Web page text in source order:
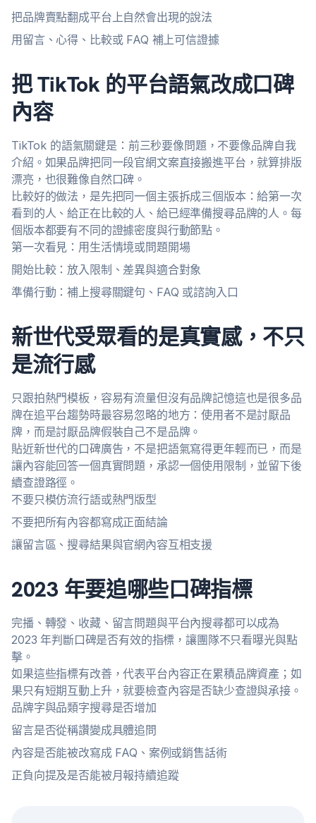
把品牌賣點翻成平台上自然會出現的說法
用留言、心得、比較或 FAQ 補上可信證據
把 TikTok 的平台語氣改成口碑
內容
TikTok 的語氣關鍵是：前三秒要像問題，不要像品牌自我
介紹。如果品牌把同一段官網文案直接搬進平台，就算排版
漂亮，也很難像自然口碑。
比較好的做法，是先把同一個主張拆成三個版本：給第一次
看到的人、給正在比較的人、給已經準備搜尋品牌的人。每
個版本都要有不同的證據密度與行動節點。
第一次看見：用生活情境或問題開場
開始比較：放入限制、差異與適合對象
準備行動：補上搜尋關鍵句、FAQ 或諮詢入口
新世代受眾看的是真實感，不只
是流行感
只跟拍熱門模板，容易有流量但沒有品牌記憶這也是很多品
牌在追平台趨勢時最容易忽略的地方：使用者不是討厭品
牌，而是討厭品牌假裝自己不是品牌。
貼近新世代的口碑廣告，不是把語氣寫得更年輕而已，而是
讓內容能回答一個真實問題，承認一個使用限制，並留下後
續查證路徑。
不要只模仿流行語或熱門版型
不要把所有內容都寫成正面結論
讓留言區、搜尋結果與官網內容互相支援
2023 年要追哪些口碑指標
完播、轉發、收藏、留言問題與平台內搜尋都可以成為
2023 年判斷口碑是否有效的指標，讓團隊不只看曝光與點
擊。
如果這些指標有改善，代表平台內容正在累積品牌資產；如
果只有短期互動上升，就要檢查內容是否缺少查證與承接。
品牌字與品類字搜尋是否增加
留言是否從稱讚變成具體追問
內容是否能被改寫成 FAQ、案例或銷售話術
正負向提及是否能被月報持續追蹤